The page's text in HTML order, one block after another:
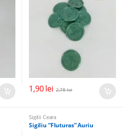
1,90lei 2,78lei
Sigilii Ceara
Sigiliu “Fluturas” Auriu